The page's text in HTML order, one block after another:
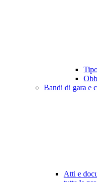
Bandi di gara e
Atti e